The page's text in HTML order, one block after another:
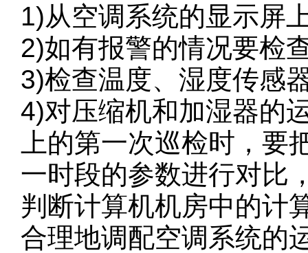
1)从空调系统的显示屏
2)如有报警的情况要检
3)检查温度、湿度传感
4)对压缩机和加湿器的
上的第一次巡检时，
一时段的参数进行对比
判断计算机机房中的计
合理地调配空调系统的